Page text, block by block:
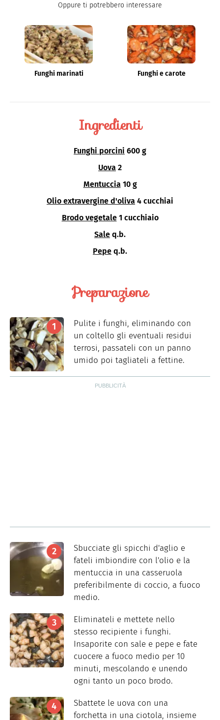
Oppure ti potrebbero interessare
Funghi marinati Funghi e carote
Ingredienti
Funghi porcini 600 g
Uova 2
Mentuccia 10 g
Olio extravergine d'oliva 4 cucchiai
Brodo vegetale 1 cucchiaio
Sale q.b.
Pepe q.b.
Preparazione
Pulite i funghi, eliminando con
un coltello gli eventuali residui
terrosi, passateli con un panno
umido poi tagliateli a fettine.
Sbucciate gli spicchi d'aglio e
fateli imbiondire con l'olio e la
mentuccia in una casseruola
preferibilmente di coccio, a fuoco
medio.
Eliminateli e mettete nello
stesso recipiente i funghi.
Insaporite con sale e pepe e fate
cuocere a fuoco medio per 10
minuti, mescolando e unendo
ogni tanto un poco brodo.
Sbattete le uova con una
forchetta in una ciotola, insieme